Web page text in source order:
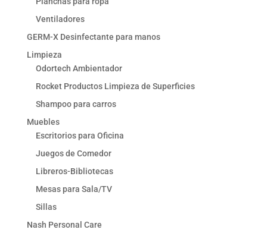
Ventiladores
GERM-X Desinfectante para manos
Limpieza
Odortech Ambientador
Rocket Productos Limpieza de Superficies
Shampoo para carros
Muebles
Escritorios para Oficina
Juegos de Comedor
Libreros-Bibliotecas
Mesas para Sala/TV
Sillas
Nash Personal Care